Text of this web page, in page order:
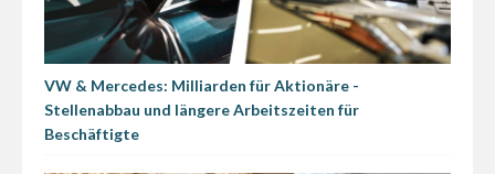
VW & Mercedes: Milliarden für Aktionäre -
Stellenabbau und längere Arbeitszeiten für
Beschäftigte